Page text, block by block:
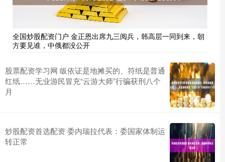
全国炒股配资门户 金正恩出席九三阅兵，韩高层一同到来，朝
方要见谁，中俄都没公开
股票配资学习网 皈依证是地摊买的、符纸是普通
红纸……无业游民冒充“云游大师”行骗获刑八个
月
炒股配资首选配资 委内瑞拉代表：委国家体制运
转正常